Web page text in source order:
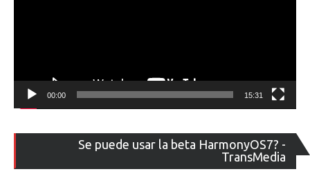
00:00 15:31
Se puede usar la beta HarmonyOS7? -
TransMedia
de